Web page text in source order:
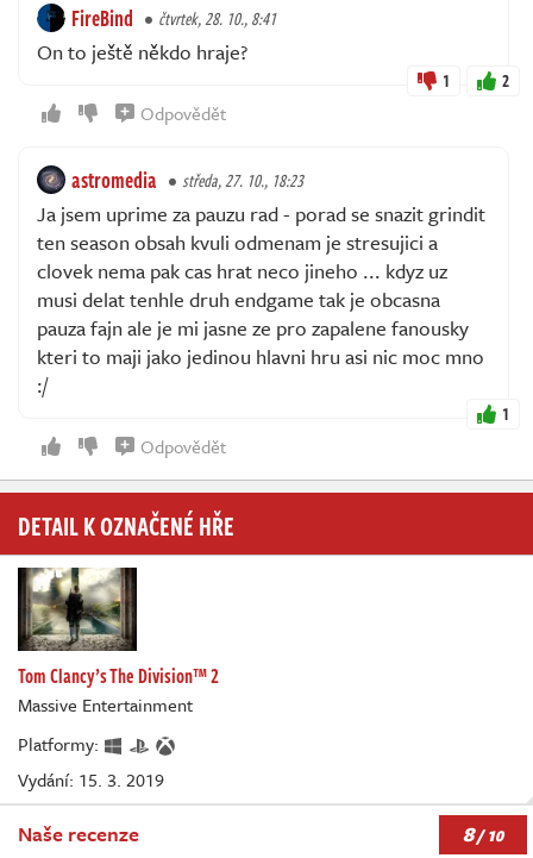
FireBind čtvrtek, 28. 10., 8:41
On to ještě někdo hraje?
1 2
Odpovědět
astromedia středa, 27. 10., 18:23
Ja jsem uprime za pauzu rad - porad se snazit grindit
ten season obsah kvuli odmenam je stresujici a
clovek nema pak cas hrat neco jineho ... kdyz uz
musi delat tenhle druh endgame tak je obcasna
pauza fajn ale je mi jasne ze pro zapalene fanousky
kteri to maji jako jedinou hlavni hru asi nic moc mno
:/
1
Odpovědět
DETAIL K OZNAČENÉ HŘE
Tom Clancy’s The Division™ 2
Massive Entertainment
Platformy:
Vydání: 15. 3. 2019
Naše recenze 8/ 10